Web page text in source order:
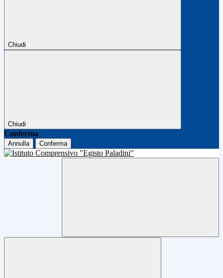
Chiudi
Chiudi
Conferma
Annulla Conferma